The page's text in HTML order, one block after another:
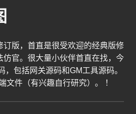
订版，首直是很受欢迎的经典版修
仿官。很大量小伙伴首直在找，今
，包括网关源码和GM工具源码。
文件（有兴趣自行研究）。 ！